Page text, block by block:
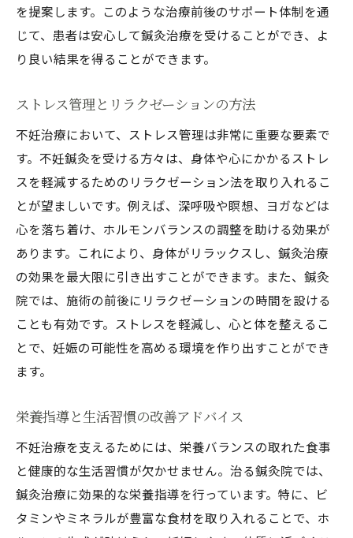
を提案します。このような治療前後のサポート体制を通
じて、患者は安心して鍼灸治療を受けることができ、よ
り良い結果を得ることができます。
ストレス管理とリラクゼーションの方法
不妊治療において、ストレス管理は非常に重要な要素で
す。不妊鍼灸を受ける方々は、身体や心にかかるストレ
スを軽減するためのリラクゼーション法を取り入れるこ
とが望ましいです。例えば、深呼吸や瞑想、ヨガなどは
心を落ち着け、ホルモンバランスの調整を助ける効果が
あります。これにより、身体がリラックスし、鍼灸治療
の効果を最大限に引き出すことができます。また、鍼灸
院では、施術の前後にリラクゼーションの時間を設ける
ことも有効です。ストレスを軽減し、心と体を整えるこ
とで、妊娠の可能性を高める環境を作り出すことができ
ます。
栄養指導と生活習慣の改善アドバイス
不妊治療を支えるためには、栄養バランスの取れた食事
と健康的な生活習慣が欠かせません。治る鍼灸院では、
鍼灸治療に効果的な栄養指導を行っています。特に、ビ
タミンやミネラルが豊富な食材を取り入れることで、ホ